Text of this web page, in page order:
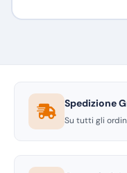
Spedizione
Su tutti gli